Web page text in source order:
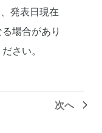
発表日現在
場合があり
さい。
次へ